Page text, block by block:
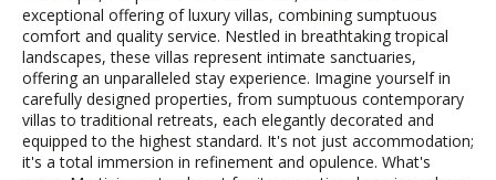
exceptional offering of luxury villas, combining sumptuous
comfort and quality service. Nestled in breathtaking tropical
landscapes, these villas represent intimate sanctuaries,
offering an unparalleled stay experience. Imagine yourself in
carefully designed properties, from sumptuous contemporary
villas to traditional retreats, each elegantly decorated and
equipped to the highest standard. It's not just accommodation;
it's a total immersion in refinement and opulence. What's